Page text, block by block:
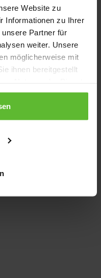
Website zu
Informationen zu Ihrer
Partner für
weiter. Unsere
möglicherweise mit
ihnen bereitgestellt
has occurred
browser console for more
.